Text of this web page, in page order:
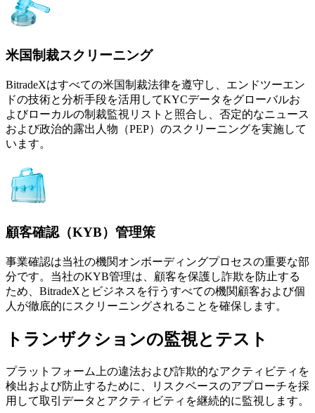
米国制裁スクリーニング
BitradeXはすべての米国制裁法律を遵守し、エンドツーエン
ドの技術と分析手段を活用してKYCデータをグローバルお
よびローカルの制裁監視リストと照合し、否定的なニュース
および政治的露出人物（PEP）のスクリーニングを実施して
います。
顧客確認（KYB）管理策
事業確認は当社の機関オンボーディングプロセスの重要な部
分です。当社のKYB管理は、顧客を保護し詐欺を防止する
ため、BitradeXとビジネスを行うすべての機関顧客および個
人が徹底的にスクリーニングされることを確保します。
トランザクションの監視とテスト
プラットフォーム上の違法および詐欺的なアクティビティを
検出および防止するために、リスクベースのアプローチを採
用して取引データとアクティビティを継続的に監視します。